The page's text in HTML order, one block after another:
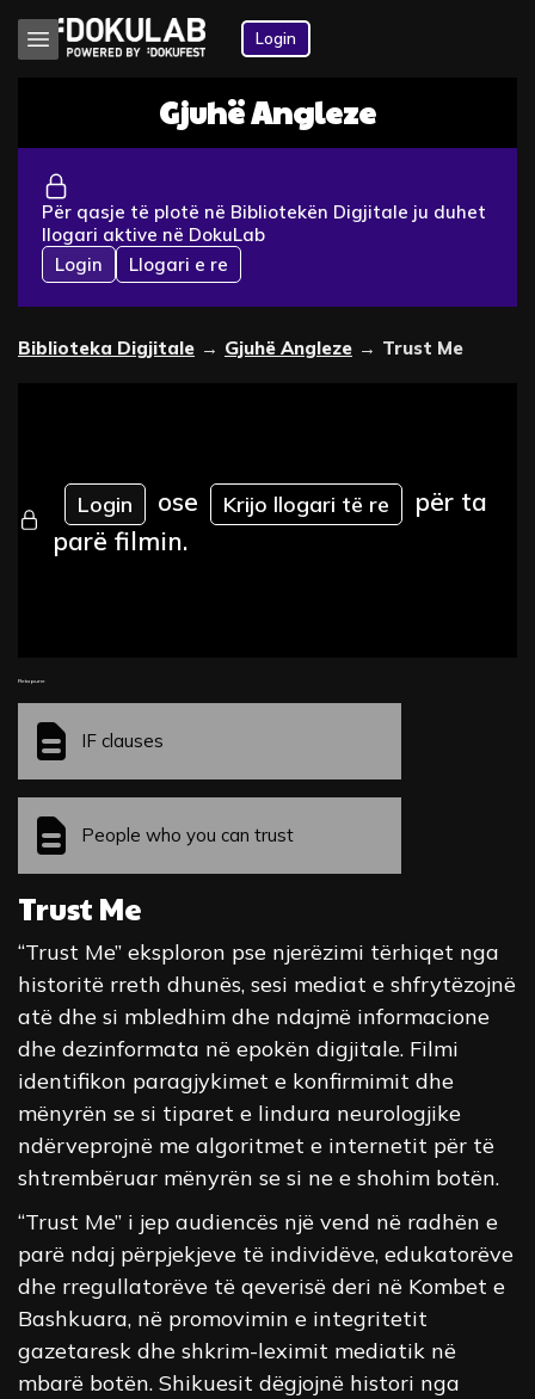
Login
Gjuhë Angleze
Për qasje të plotë në Bibliotekën Digjitale ju duhet
llogari aktive në DokuLab
Login
Llogari e re
Biblioteka Digjitale → Gjuhë Angleze → Trust Me
Login ose Krijo llogari të re
për ta
parë filmin.
Fleta pune
IF clauses
People who you can trust
Trust Me
“Trust Me” eksploron pse njerëzimi tërhiqet nga
historitë rreth dhunës, sesi mediat e shfrytëzojnë
atë dhe si mbledhim dhe ndajmë informacione
dhe dezinformata në epokën digjitale. Filmi
identifikon paragjykimet e konfirmimit dhe
mënyrën se si tiparet e lindura neurologjike
ndërveprojnë me algoritmet e internetit për të
shtrembëruar mënyrën se si ne e shohim botën.
“Trust Me” i jep audiencës një vend në radhën e
parë ndaj përpjekjeve të individëve, edukatorëve
dhe rregullatorëve të qeverisë deri në Kombet e
Bashkuara, në promovimin e integritetit
gazetaresk dhe shkrim-leximit mediatik në
mbarë botën. Shikuesit dëgjojnë histori nga